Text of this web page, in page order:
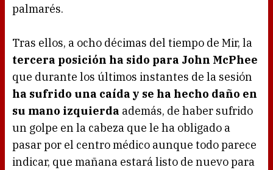
palmarés.
Tras ellos, a ocho décimas del tiempo de Mir, la
tercera posición ha sido para John McPhee
que durante los últimos instantes de la sesión
ha sufrido una caída y se ha hecho daño en
su mano izquierda además, de haber sufrido
un golpe en la cabeza que le ha obligado a
pasar por el centro médico aunque todo parece
indicar, que mañana estará listo de nuevo para